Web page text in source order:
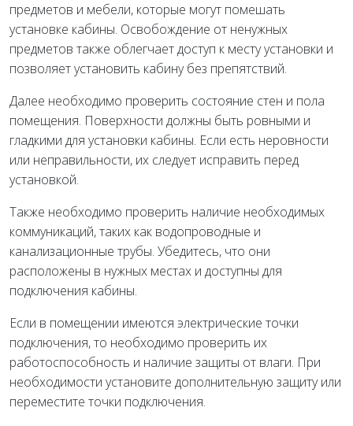
предметов и мебели, которые могут помешать
установке кабины. Освобождение от ненужных
предметов также облегчает доступ к месту установки и
позволяет установить кабину без препятствий.
Далее необходимо проверить состояние стен и пола
помещения. Поверхности должны быть ровными и
гладкими для установки кабины. Если есть неровности
или неправильности, их следует исправить перед
установкой.
Также необходимо проверить наличие необходимых
коммуникаций, таких как водопроводные и
канализационные трубы. Убедитесь, что они
расположены в нужных местах и доступны для
подключения кабины.
Если в помещении имеются электрические точки
подключения, то необходимо проверить их
работоспособность и наличие защиты от влаги. При
необходимости установите дополнительную защиту или
переместите точки подключения.